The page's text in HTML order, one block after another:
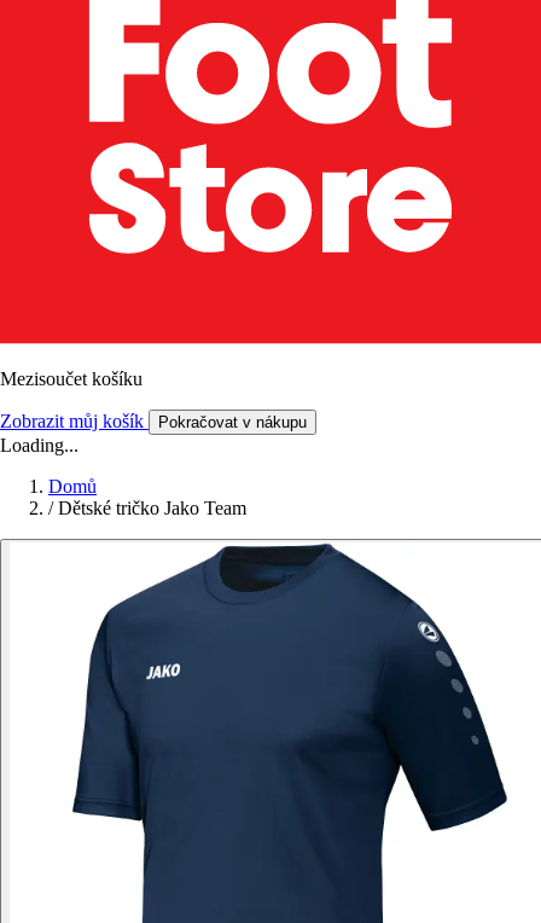
Mezisoučet košíku
Zobrazit můj košík Pokračovat v nákupu
Loading...
Domů
/ Dětské tričko Jako Team